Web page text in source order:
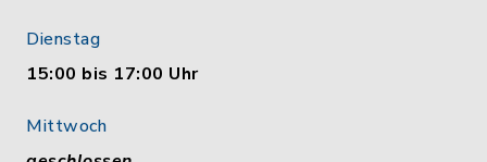
Dienstag
15:00 bis 17:00 Uhr
Mittwoch